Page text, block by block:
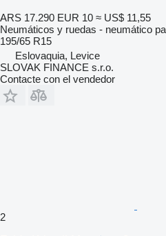
ARS 17.290 EUR 10 ≈ US$ 11,55
Neumáticos y ruedas - neumático
195/65 R15
Eslovaquia, Levice
SLOVAK FINANCE s.r.o.
Contacte con el vendedor
2